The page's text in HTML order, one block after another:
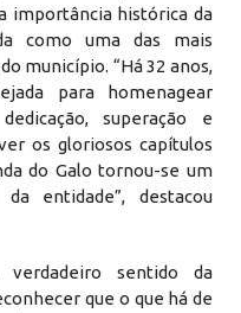
importância histórica da
como uma das mais
município. “Há 32 anos,
para homenagear
superação e
os gloriosos capítulos
do Galo tornou-se um
entidade”, destacou
sentido da
que o que há de